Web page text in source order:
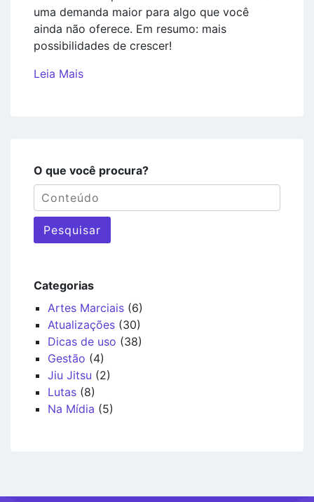
uma demanda maior para algo que você
ainda não oferece. Em resumo: mais
possibilidades de crescer!
Leia Mais
O que você procura?
Pesquisar
Categorias
Artes Marciais (6)
Atualizações (30)
Dicas de uso (38)
Gestão (4)
Jiu Jitsu (2)
Lutas (8)
Na Mídia (5)